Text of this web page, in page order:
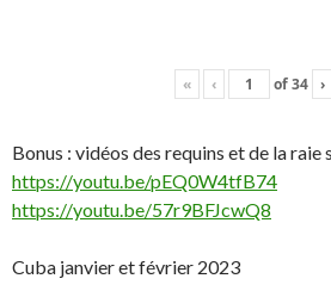
« ‹ of34 ›
Bonus : vidéos des requins et de la raie
https://youtu.be/pEQ0W4tfB74
https://youtu.be/57r9BFJcwQ8
Cuba janvier et février 2023